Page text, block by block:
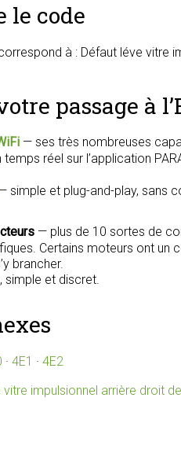
le code
à : Défaut léve vitre
passage à
— ses très nombreuses
temps réel sur l’application
simple et plug-and-play, sans
— plus de 10 sortes de
Certains moteurs ont un
brancher.
simple et discret.
· 4E1 · 4E2
impulsionnel arrière droit